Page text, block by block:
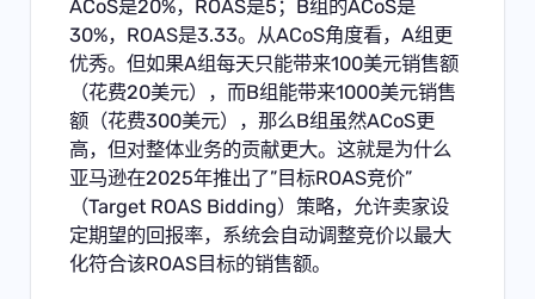
ACoS是20%，ROAS是5；B组的ACoS是
30%，ROAS是3.33。从ACoS角度看，A组更
优秀。但如果A组每天只能带来100美元销售额
（花费20美元），而B组能带来1000美元销售
额（花费300美元），那么B组虽然ACoS更
高，但对整体业务的贡献更大。这就是为什么
亚马逊在2025年推出了”目标ROAS竞价”
（Target ROAS Bidding）策略，允许卖家设
定期望的回报率，系统会自动调整竞价以最大
化符合该ROAS目标的销售额。